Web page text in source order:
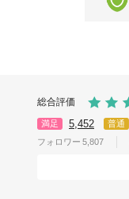
総合評価
満足 5,452 普通
フォロワー 5,807